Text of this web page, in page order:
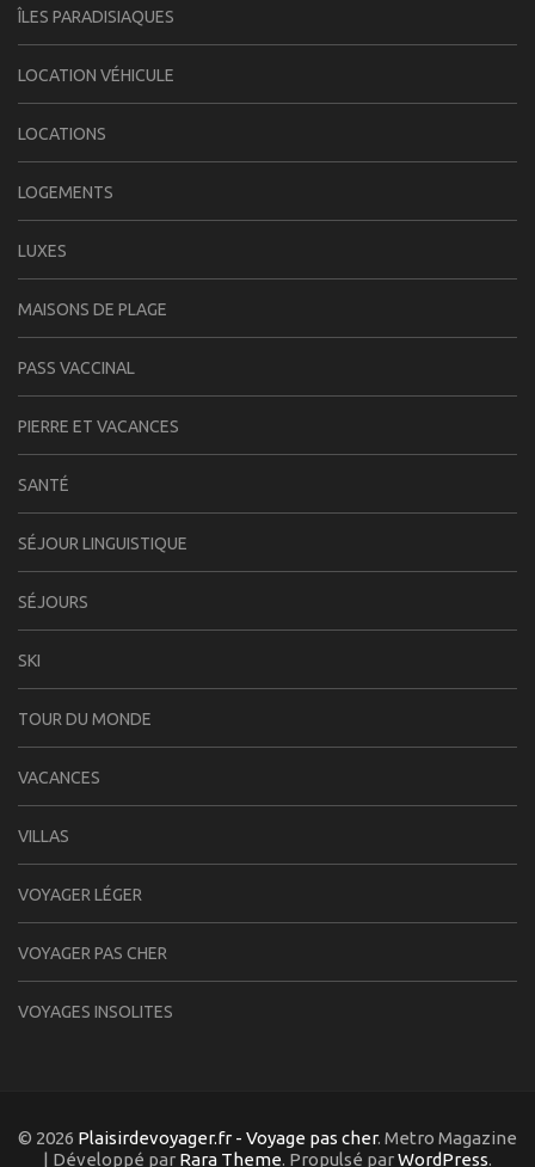
ÎLES PARADISIAQUES
LOCATION VÉHICULE
LOCATIONS
LOGEMENTS
LUXES
MAISONS DE PLAGE
PASS VACCINAL
PIERRE ET VACANCES
SANTÉ
SÉJOUR LINGUISTIQUE
SÉJOURS
SKI
TOUR DU MONDE
VACANCES
VILLAS
VOYAGER LÉGER
VOYAGER PAS CHER
VOYAGES INSOLITES
© 2026 Plaisirdevoyager.fr - Voyage pas cher. Metro Magazine
| Développé par Rara Theme. Propulsé parWordPress.